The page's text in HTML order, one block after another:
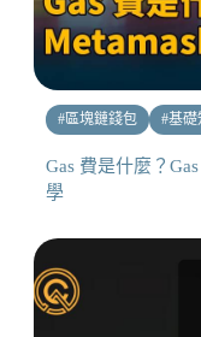
#區塊鏈錢包 #基礎
Gas 費是什麼？
學